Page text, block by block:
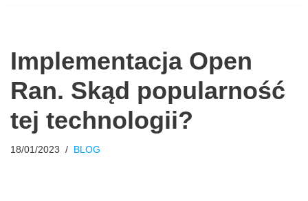
Implementacja Open
Ran. Skąd popularność
tej technologii?
18/01/2023 BLOG